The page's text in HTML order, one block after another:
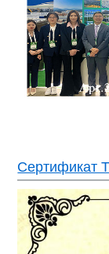
Сертификат